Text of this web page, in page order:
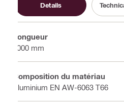
Details
Longueur
6000 mm
Composition du matériau
Aluminium EN AW-6063 T66